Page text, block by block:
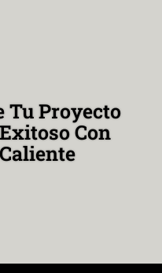
Tu Proyecto
Con